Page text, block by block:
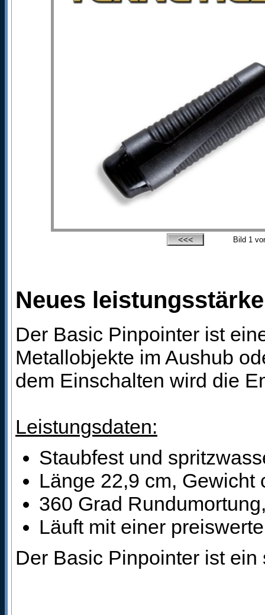
Bild 1
Neues
Der Basic Pinpointer ist
Metallobjekte im Aushub
dem Einschalten wird die
Leistungsdaten:
Staubfest und
Länge 22,9 cm, Gewicht
360 Grad
Läuft mit einer
Der Basic Pinpointer ist